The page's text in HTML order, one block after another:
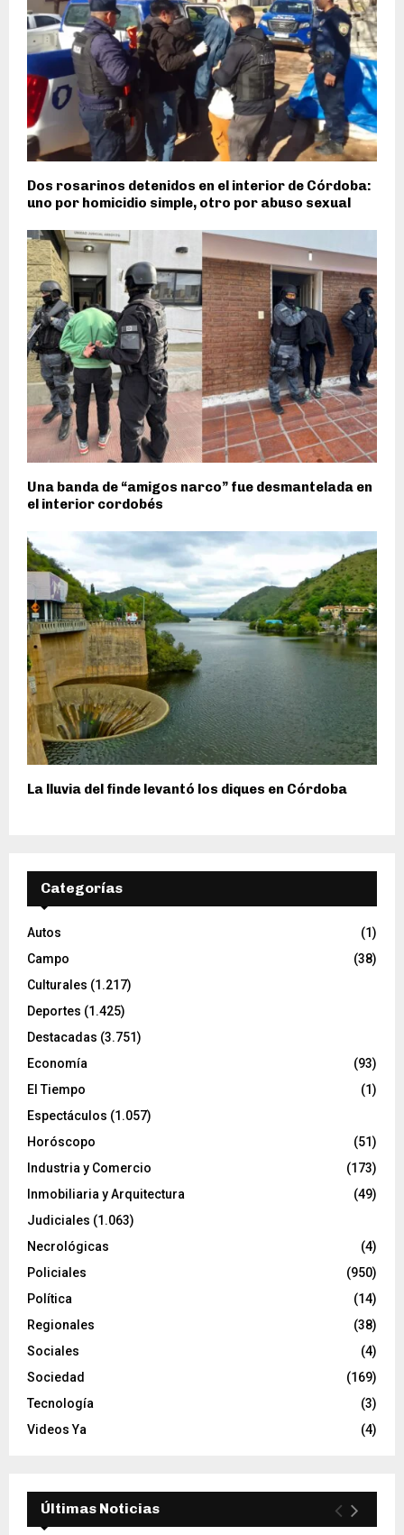
Dos rosarinos detenidos en el interior de Córdoba:
uno por homicidio simple, otro por abuso sexual
Una banda de “amigos narco” fue desmantelada en
el interior cordobés
La lluvia del finde levantó los diques en Córdoba
Categorías
Autos
(1)
Campo
(38)
Culturales (1.217)
Deportes (1.425)
Destacadas (3.751)
Economía
(93)
El Tiempo
(1)
Espectáculos (1.057)
Horóscopo
(51)
Industria y Comercio
(173)
Inmobiliaria y Arquitectura
(49)
Judiciales (1.063)
Necrológicas
(4)
Policiales
(950)
Política
(14)
Regionales
(38)
Sociales
(4)
Sociedad
(169)
Tecnología
(3)
Videos Ya
(4)
Últimas Noticias